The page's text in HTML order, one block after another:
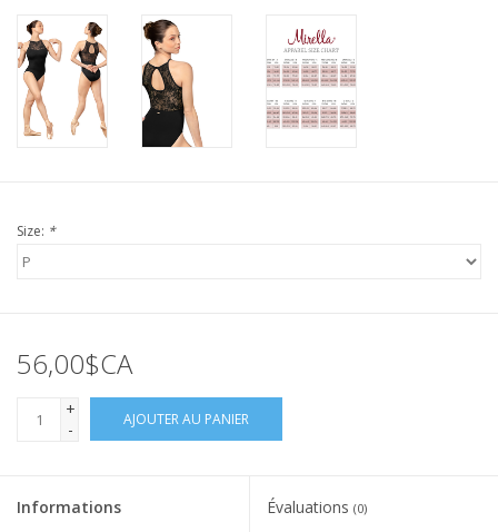
Size: *
56,00$CA
+
-
AJOUTER AU PANIER
Informations Évaluations (0)